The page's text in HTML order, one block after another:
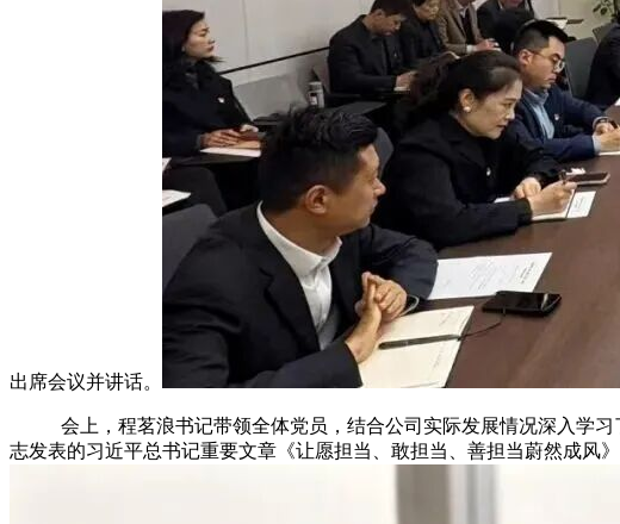
出席会议并讲话。
会上，程茗浪书记带领全体党员，结合公司实际发展情况深入学习
志发表的习近平总书记重要文章《让愿担当、敢担当、善担当蔚然成风》